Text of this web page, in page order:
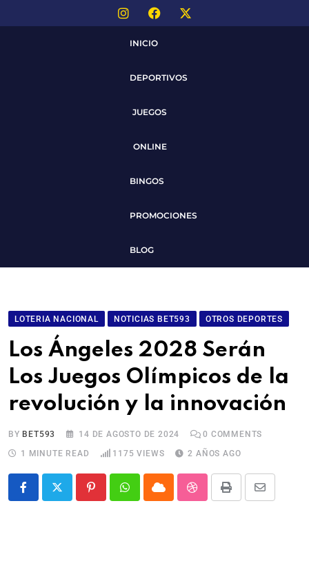
INICIO
DEPORTIVOS
JUEGOS
ONLINE
BINGOS
PROMOCIONES
BLOG
LOTERIA NACIONAL NOTICIAS BET593 OTROS DEPORTES
Los Ángeles 2028 Serán
Los Juegos Olímpicos de la
revolución y la innovación
BY BET593 14 DE AGOSTO DE 2024 0 COMMENTS
1 MINUTE READ
1175 VIEWS 2 AÑOS AGO